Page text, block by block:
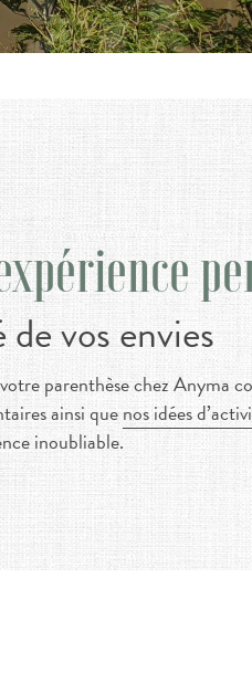
de vos envies
parenthèse chez Anyma
ainsi quenos idées
inoubliable.